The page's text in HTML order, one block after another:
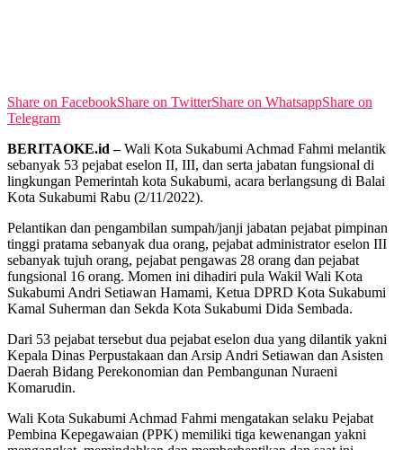
Share on FacebookShare on TwitterShare on WhatsappShare on
Telegram
BERITAOKE.id –Wali Kota Sukabumi Achmad Fahmi melantik
sebanyak 53 pejabat eselon II, III, dan serta jabatan fungsional di
lingkungan Pemerintah kota Sukabumi, acara berlangsung di Balai
Kota Sukabumi Rabu (2/11/2022).
Pelantikan dan pengambilan sumpah/janji jabatan pejabat pimpinan
tinggi pratama sebanyak dua orang, pejabat administrator eselon III
sebanyak tujuh orang, pejabat pengawas 28 orang dan pejabat
fungsional 16 orang. Momen ini dihadiri pula Wakil Wali Kota
Sukabumi Andri Setiawan Hamami, Ketua DPRD Kota Sukabumi
Kamal Suherman dan Sekda Kota Sukabumi Dida Sembada.
Dari 53 pejabat tersebut dua pejabat eselon dua yang dilantik yakni
Kepala Dinas Perpustakaan dan Arsip Andri Setiawan dan Asisten
Daerah Bidang Perekonomian dan Pembangunan Nuraeni
Komarudin.
Wali Kota Sukabumi Achmad Fahmi mengatakan selaku Pejabat
Pembina Kepegawaian (PPK) memiliki tiga kewenangan yakni